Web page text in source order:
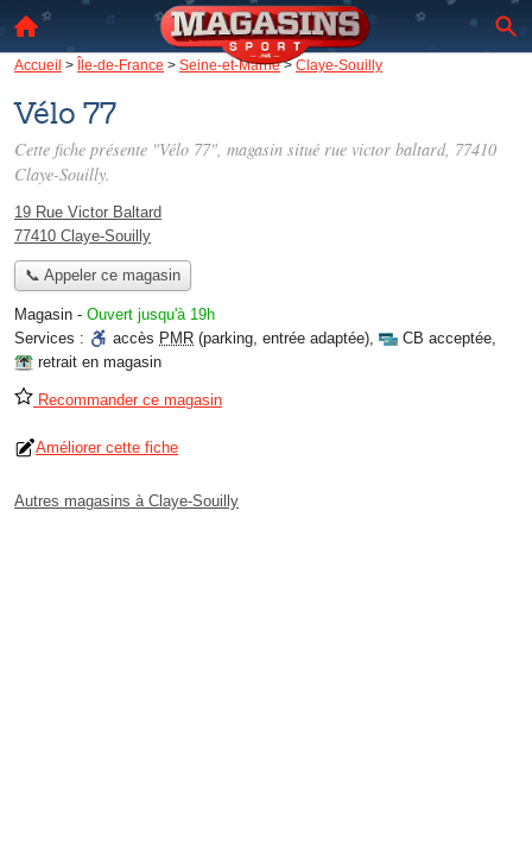
Accueil > Île-de-France > Seine-et-Marne>Claye-Souilly
Vélo 77
Cette fiche présente "Vélo 77", magasin situé rue victor baltard, 77410
Claye-Souilly.
19 Rue Victor Baltard
77410 Claye-Souilly
📞 Appeler ce magasin
Magasin - Ouvert jusqu'à 19h
Services :
accès PMR (parking, entrée adaptée), CB acceptée,
retrait en magasin
Recommander ce magasin
Améliorer cette fiche
Autres magasins à Claye-Souilly